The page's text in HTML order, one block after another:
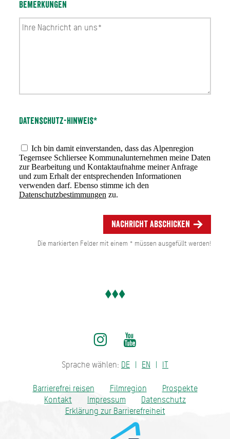
Bemerkungen
Datenschutz-Hinweis*
Ich bin damit einverstanden, dass das Alpenregion
Tegernsee Schliersee Kommunalunternehmen meine Daten
zur Bearbeitung und Kontaktaufnahme meiner Anfrage
und zum Erhalt der entsprechenden Informationen
verwenden darf. Ebenso stimme ich den
Datenschutzbestimmungen zu.
Nachricht abschicken
Die markierten Felder mit einem * müssen ausgefüllt werden!
Sprache wählen: DE EN IT
Barrierefrei reisen Filmregion
Prospekte
Kontakt
Impressum
Datenschutz
Erklärung zur Barrierefreiheit